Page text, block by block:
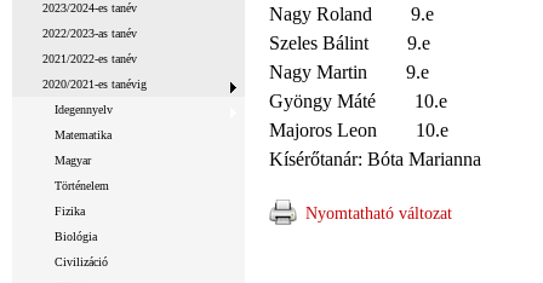
2023/2024-es tanév
2022/2023-as tanév
2021/2022-es tanév
2020/2021-es tanévig
Idegennyelv
Matematika
Magyar
Történelem
Fizika
Biológia
Civilizáció
Nagy Roland 9.e
Szeles Bálint 9.e
Nagy Martin 9.e
Gyöngy Máté 10.e
Majoros Leon 10.e
Kísérőtanár: Bóta Marianna
Nyomtatható változat